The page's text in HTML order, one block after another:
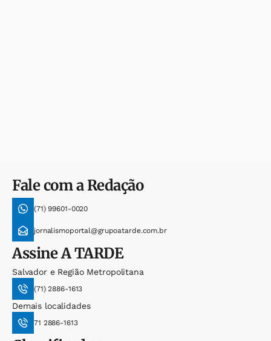
Fale com a Redação
(71) 99601-0020
jornalismoportal@grupoatarde.com.br
AssineA TARDE
Salvador e Região Metropolitana
(71) 2886-1613
Demais localidades
71 2886-1613